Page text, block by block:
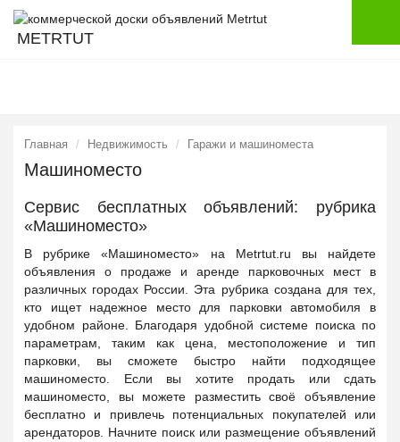
METRTUT
Главная Недвижимость Гаражи и машиноместа
Машиноместо
Сервис бесплатных объявлений: рубрика
«Машиноместо»
В рубрике «Машиноместо» на Metrtut.ru вы найдете
объявления о продаже и аренде парковочных мест в
различных городах России. Эта рубрика создана для тех,
кто ищет надежное место для парковки автомобиля в
удобном районе. Благодаря удобной системе поиска по
параметрам, таким как цена, местоположение и тип
парковки, вы сможете быстро найти подходящее
машиноместо. Если вы хотите продать или сдать
машиноместо, вы можете разместить своё объявление
бесплатно и привлечь потенциальных покупателей или
арендаторов. Начните поиск или размещение объявлений